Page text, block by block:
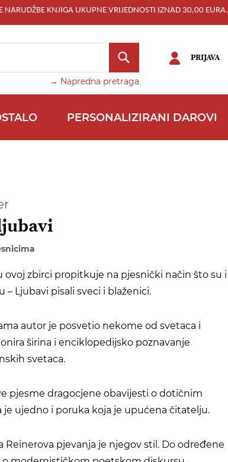
NARUDŽBE KNJIGA UKUPNE VRIJEDNOSTI IZNAD 30,00 EURA.
→ Napredna pretraga
TRAŽI
PRIJAVA
PERSONALIZIRANI DAROVI
ovoj zbirci propitkuje na pjesnički način što su i
– Ljubavi pisali sveci i blaženici.
autor je posvetio nekome od svetaca i
širina i enciklopedijsko poznavanje
svetaca.
pjesme dragocjene obavijesti o dotičnim
je ujedno i poruka koja je upućena čitatelju.
Reinerova pjevanja je njegov stil. Do određene